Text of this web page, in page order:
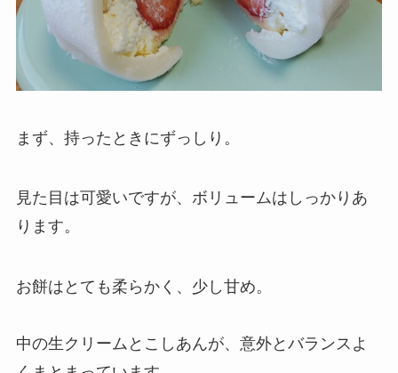
まず、持ったときにずっしり。
見た目は可愛いですが、ボリュームはしっかりあ
ります。
お餅はとても柔らかく、少し甘め。
中の生クリームとこしあんが、意外とバランスよ